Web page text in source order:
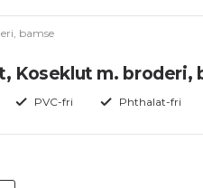
bamse
Koseklut m. broderi,
PVC-fri Phthalat-fri